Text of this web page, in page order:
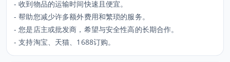
- 收到物品的运输时间快速且便宜。
- 帮助您减少许多额外费用和繁琐的服务。
- 您是店主或批发商，希望与安全性高的长期合作。
- 支持淘宝、天猫、1688订购。